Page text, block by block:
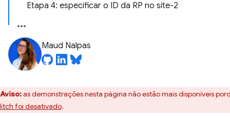
Etapa 4: especificar o ID da RP no site-2
Maud Nalpas
Aviso:as demonstrações nesta página não estão mais disponíveis
foi desativado.